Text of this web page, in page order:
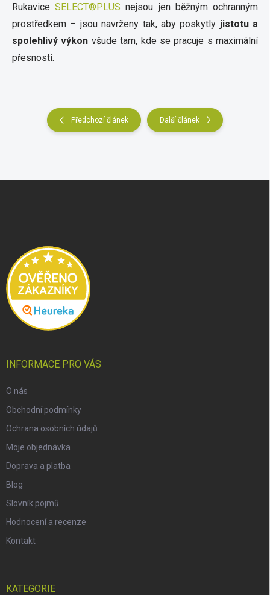
RukaviceSELECT®PLUS nejsou jen běžným ochranným
prostředkem – jsou navrženy tak, aby poskytly jistotu a
spolehlivý výkon všude tam, kde se pracuje s maximální
přesností.
Předchozí článek Další článek
INFORMACE PRO VÁS
O nás
Obchodní podmínky
Ochrana osobních údajů
Moje objednávka
Doprava a platba
Blog
Slovník pojmů
Hodnocení a recenze
Kontakt
KATEGORIE